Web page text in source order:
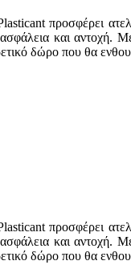
προσφέρει
και
δώρο που θα
προσφέρει
και
δώρο που θα